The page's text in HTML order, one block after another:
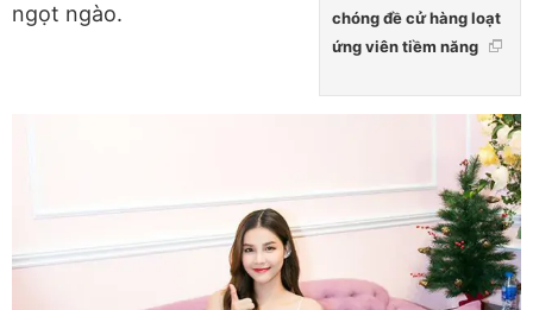
chóng đề cử hàng loạt
ứng viên tiềm năng
ngọt ngào.